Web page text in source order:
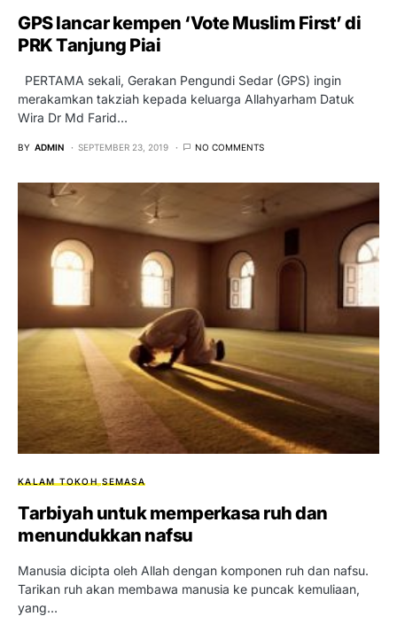
GPS lancar kempen ‘Vote Muslim First’ di
PRK Tanjung Piai
PERTAMA sekali, Gerakan Pengundi Sedar (GPS) ingin
merakamkan takziah kepada keluarga Allahyarham Datuk
Wira Dr Md Farid…
BY ADMIN SEPTEMBER 23, 2019 NO COMMENTS
KALAM TOKOH SEMASA
Tarbiyah untuk memperkasa ruh dan
menundukkan nafsu
Manusia dicipta oleh Allah dengan komponen ruh dan nafsu.
Tarikan ruh akan membawa manusia ke puncak kemuliaan,
yang…